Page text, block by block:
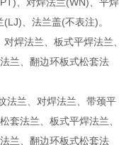
、对焊法兰(WN)、平焊
、法兰盖(不表注)。
焊法兰、板式平焊法兰、
兰、翻边环板式松套法
法兰、对焊法兰、带颈平
套法兰、板式平焊法兰、
兰、翻边环板式松套法